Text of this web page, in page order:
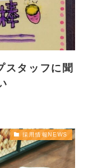
スタッフに聞
採用情報NEWS